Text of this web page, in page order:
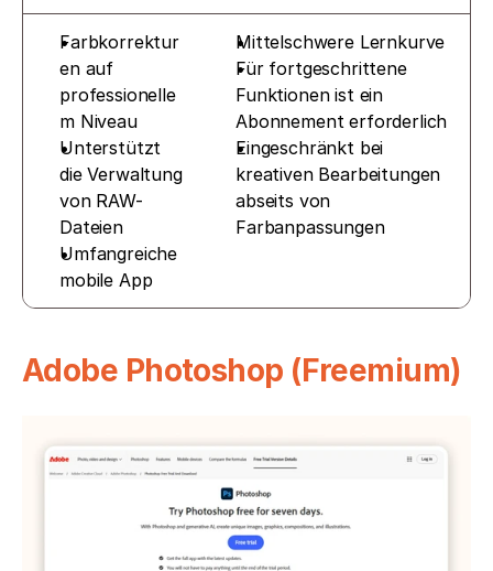
Farbkorrektur
en auf
professionelle
m Niveau
Unterstützt
die Verwaltung
von RAW-
Dateien
Umfangreiche
mobile App
Mittelschwere Lernkurve
Für fortgeschrittene
Funktionen ist ein
Abonnement erforderlich
Eingeschränkt bei
kreativen Bearbeitungen
abseits von
Farbanpassungen
Adobe Photoshop (Freemium)